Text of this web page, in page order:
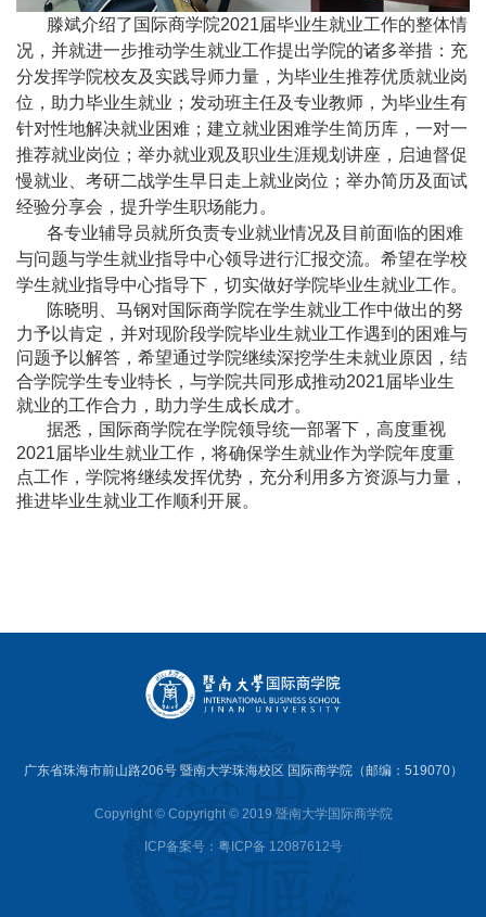
滕斌介绍了国际商学院2021届毕业生就业工作的整体情
况，并就进一步推动学生就业工作提出学院的诸多举措：充
分发挥学院校友及实践导师力量，为毕业生推荐优质就业岗
位，助力毕业生就业；发动班主任及专业教师，为毕业生有
针对性地解决就业困难；建立就业困难学生简历库，一对一
推荐就业岗位；举办就业观及职业生涯规划讲座，启迪督促
慢就业、考研二战学生早日走上就业岗位；举办简历及面试
经验分享会，提升学生职场能力。
各专业辅导员就所负责专业就业情况及目前面临的困难
与问题与学生就业指导中心领导进行汇报交流。希望在学校
学生就业指导中心指导下，切实做好学院毕业生就业工作。
陈晓明、马钢对国际商学院在学生就业工作中做出的努
力予以肯定，并对现阶段学院毕业生就业工作遇到的困难与
问题予以解答，希望通过学院继续深挖学生未就业原因，结
合学院学生专业特长，与学院共同形成推动2021届毕业生
就业的工作合力，助力学生成长成才。
据悉，国际商学院在学院领导统一部署下，高度重视
2021届毕业生就业工作，将确保学生就业作为学院年度重
点工作，学院将继续发挥优势，充分利用多方资源与力量，
推进毕业生就业工作顺利开展。
广东省珠海市前山路206号 暨南大学珠海校区 国际商学院（邮编：519070）
Copyright © Copyright © 2019 暨南大学国际商学院
ICP备案号：粤ICP备 12087612号